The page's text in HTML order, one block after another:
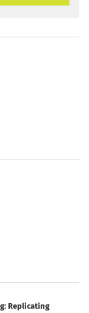
Replicating